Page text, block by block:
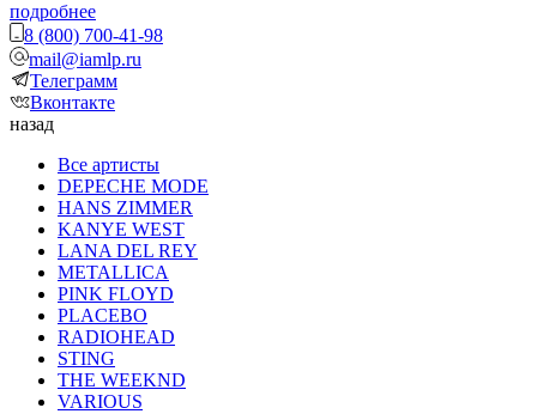
подробнее
8 (800) 700-41-98
mail@iamlp.ru
Телеграмм
Вконтакте
назад
Все артисты
DEPECHE MODE
HANS ZIMMER
KANYE WEST
LANA DEL REY
METALLICA
PINK FLOYD
PLACEBO
RADIOHEAD
STING
THE WEEKND
VARIOUS